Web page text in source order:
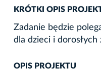
KRÓTKI OPIS
Zadanie będzie
dla dzieci i dorosłych
OPIS PROJEKTU